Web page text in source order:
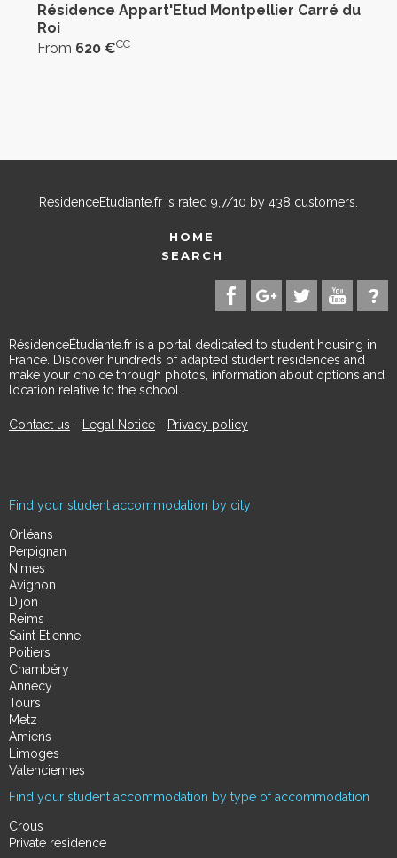
Résidence Appart'Etud Montpellier Carré du
Roi
From 620 €CC
ResidenceEtudiante.fr is rated 9,7/10 by 438 customers.
HOME
SEARCH
RésidenceÉtudiante.fr is a portal dedicated to student housing in
France. Discover hundreds of adapted student residences and
make your choice through photos, information about options and
location relative to the school.
Contact us - Legal Notice - Privacy policy
Find your student accommodation by city
Orléans
Perpignan
Nimes
Avignon
Dijon
Reims
Saint Étienne
Poitiers
Chambéry
Annecy
Tours
Metz
Amiens
Limoges
Valenciennes
Find your student accommodation by type of accommodation
Crous
Private residence